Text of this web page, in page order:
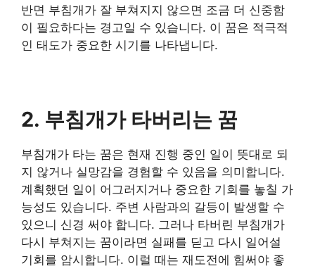
반면 부침개가 잘 부쳐지지 않으면 조금 더 신중함
이 필요하다는 경고일 수 있습니다. 이 꿈은 적극적
인 태도가 중요한 시기를 나타냅니다.
2. 부침개가 타버리는 꿈
부침개가 타는 꿈은 현재 진행 중인 일이 뜻대로 되
지 않거나 실망감을 경험할 수 있음을 의미합니다.
계획했던 일이 어그러지거나 중요한 기회를 놓칠 가
능성도 있습니다. 주변 사람과의 갈등이 발생할 수
있으니 신경 써야 합니다. 그러나 타버린 부침개가
다시 부쳐지는 꿈이라면 실패를 딛고 다시 일어설
기회를 암시합니다. 이럴 때는 재도전에 힘써야 좋